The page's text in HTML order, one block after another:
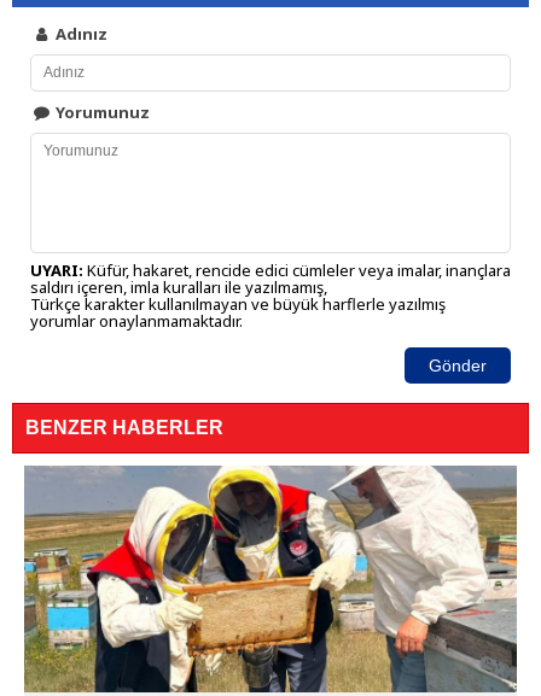
Adınız
Yorumunuz
UYARI: Küfür, hakaret, rencide edici cümleler veya imalar, inançlara
saldırı içeren, imla kuralları ile yazılmamış,
Türkçe karakter kullanılmayan ve büyük harflerle yazılmış
yorumlar onaylanmamaktadır.
Gönder
BENZER HABERLER